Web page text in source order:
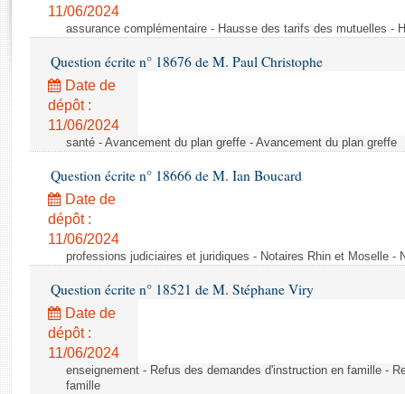
Rapports d'information
Rapports d'enquête
Rapports législatifs
Rapports sur l'application des lois
Baromètre de l’application des lois
Budget et sécurité sociale
Questions écrites et orales
Comptes rendus des débats
Liens vers les sites publics
11/06/2024
assurance complémentaire - Hausse des tarifs des mutuelles -
Question écrite n° 18676 de M. Paul Christophe
Date de
dépôt :
11/06/2024
santé - Avancement du plan greffe - Avancement du plan greffe
Question écrite n° 18666 de M. Ian Boucard
Date de
dépôt :
11/06/2024
professions judiciaires et juridiques - Notaires Rhin et Moselle -
Question écrite n° 18521 de M. Stéphane Viry
Date de
dépôt :
11/06/2024
enseignement - Refus des demandes d'instruction en famille -
famille